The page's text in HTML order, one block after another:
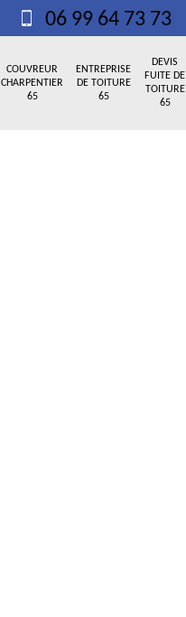
06 99 64 73 73
COUVREUR
CHARPENTIER
65
ENTREPRISE
DE TOITURE
65
DEVIS
FUITE DE
TOITURE
65